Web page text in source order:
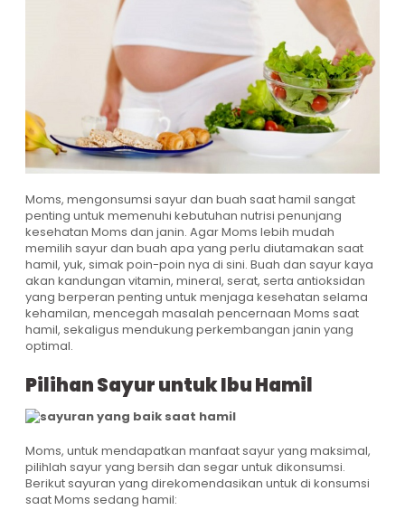
Moms, mengonsumsi sayur dan buah saat hamil sangat
penting untuk memenuhi kebutuhan nutrisi penunjang
kesehatan Moms dan janin. Agar Moms lebih mudah
memilih sayur dan buah apa yang perlu diutamakan saat
hamil, yuk, simak poin-poin nya di sini. Buah dan sayur kaya
akan kandungan vitamin, mineral, serat, serta antioksidan
yang berperan penting untuk menjaga kesehatan selama
kehamilan, mencegah masalah pencernaan Moms saat
hamil, sekaligus mendukung perkembangan janin yang
optimal.
Pilihan Sayur untuk Ibu Hamil
Moms, untuk mendapatkan manfaat sayur yang maksimal,
pilihlah sayur yang bersih dan segar untuk dikonsumsi.
Berikut sayuran yang direkomendasikan untuk di konsumsi
saat Moms sedang hamil: